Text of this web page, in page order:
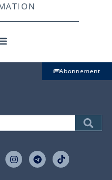
Abonnement